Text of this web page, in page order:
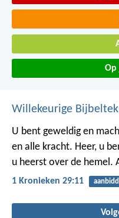
Op
Willekeurige
U bent geweldig en
en alle kracht. Heer, u
u heerst over de hemel.
1 Kronieken 29:11